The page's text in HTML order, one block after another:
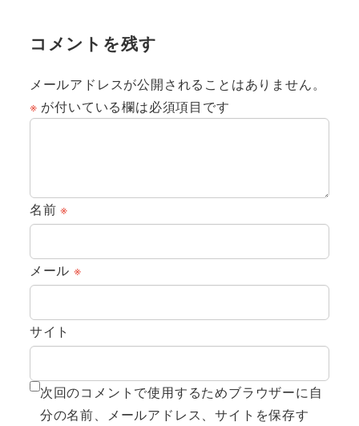
コメントを残す
メールアドレスが公開されることはありません。
※ が付いている欄は必須項目です
名前※
メール ※
サイト
次回のコメントで使用するためブラウザーに自
分の名前、メールアドレス、サイトを保存す